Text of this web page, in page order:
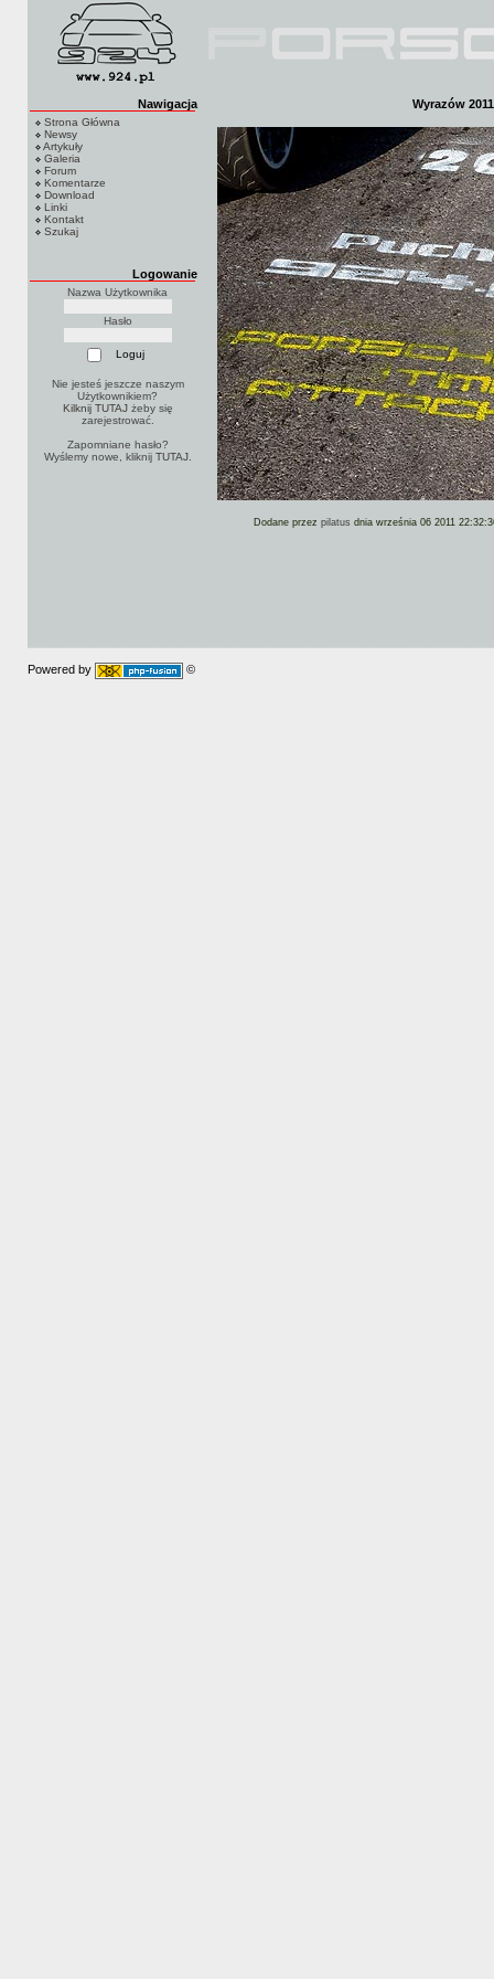
Nawigacja
Strona Główna
Newsy
Artykuły
Galeria
Forum
Komentarze
Download
Linki
Kontakt
Szukaj
Logowanie
Nazwa Użytkownika
Hasło
Nie jesteś jeszcze naszym
Użytkownikiem?
Kilknij TUTAJżeby się
zarejestrować.
Zapomniane hasło?
Wyślemy nowe, kliknij TUTAJ.
Wyrazów
Dodane przez pilatus dnia września 06 2011
Powered by ©